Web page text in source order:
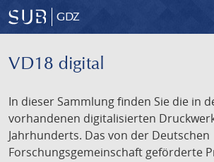
GDZ
VD18 digital
In dieser Sammlung finden Sie die in
vorhandenen digitalisierten
Jahrhunderts. Das von der Deutschen
Forschungsgemeinschaft geförderte